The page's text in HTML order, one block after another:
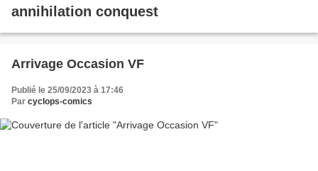
annihilation conquest
Arrivage Occasion VF
Publié le 25/09/2023 à 17:46
Par cyclops-comics